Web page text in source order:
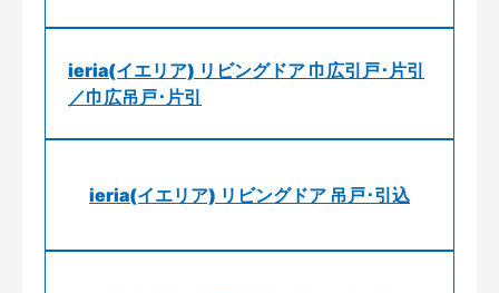
ieria(イエリア) リビングドア 巾広引戸･片引
／巾広吊戸･片引
ieria(イエリア) リビングドア 吊戸･引込